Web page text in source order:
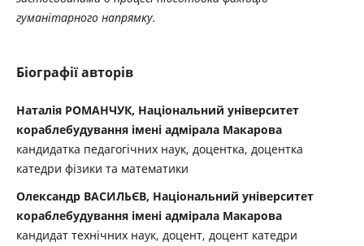
гуманітарного напрямку.
Біографії авторів
Наталія РОМАНЧУК, Національний університет
кораблебудування імені адмірала Макарова
кандидатка педагогічних наук, доцентка, доцентка
катедри фізики та математики
Олександр ВАСИЛЬЄВ, Національний університет
кораблебудування імені адмірала Макарова
кандидат технічних наук, доцент, доцент катедри